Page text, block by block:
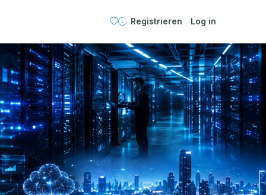
Registrieren Log in